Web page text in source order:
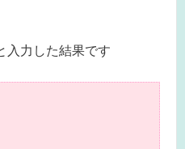
入力した結果です